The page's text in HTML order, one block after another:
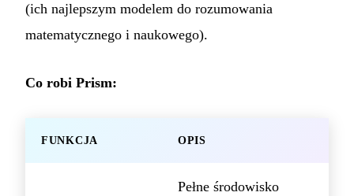
(ich najlepszym modelem do rozumowania
matematycznego i naukowego).
Co robi Prism:
FUNKCJA OPIS
Pełne środowisko